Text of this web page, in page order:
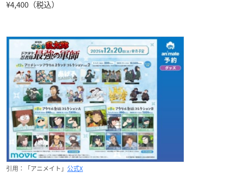
¥4,400（税込）
引用：「アニメイト」 公式X